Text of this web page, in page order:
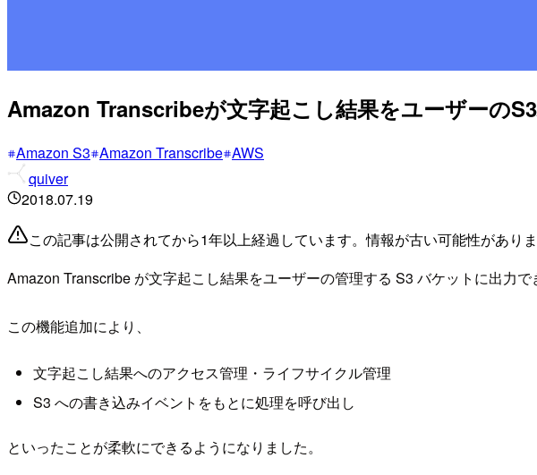
Amazon Transcribeが文字起こし結果をユーザーの
Amazon S3 Amazon Transcribe AWS
quiver
2018.07.19
この記事は公開されてから1年以上経過しています。情報が古い可能性があり
Amazon Transcribe が文字起こし結果をユーザーの管理する S3 バケットに出力で
この機能追加により、
文字起こし結果へのアクセス管理・ライフサイクル管理
S3 への書き込みイベントをもとに処理を呼び出し
といったことが柔軟にできるようになりました。